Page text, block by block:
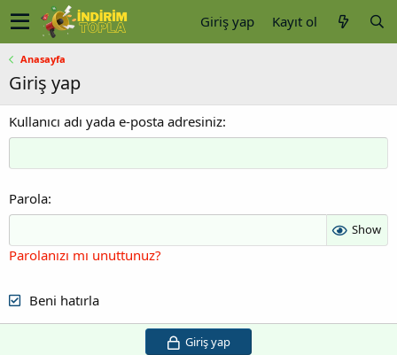
Giriş yap Kayıt ol
Anasayfa
Giriş yap
Kullanıcı adı yada e-posta adresiniz
Parola
Show
Parolanızı mı unuttunuz?
Beni hatırla
Giriş yap